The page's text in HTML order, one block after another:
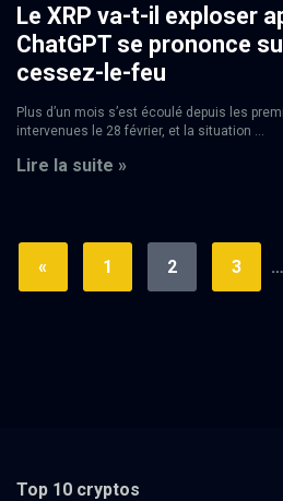
Le XRP va-t-il exploser
ChatGPT se prononce
cessez-le-feu
Plus d’un mois s’est écoulé depuis les
intervenues le 28 février, et la situation ...
Lire la suite »
« 1 2 3 …
Top 10 cryptos